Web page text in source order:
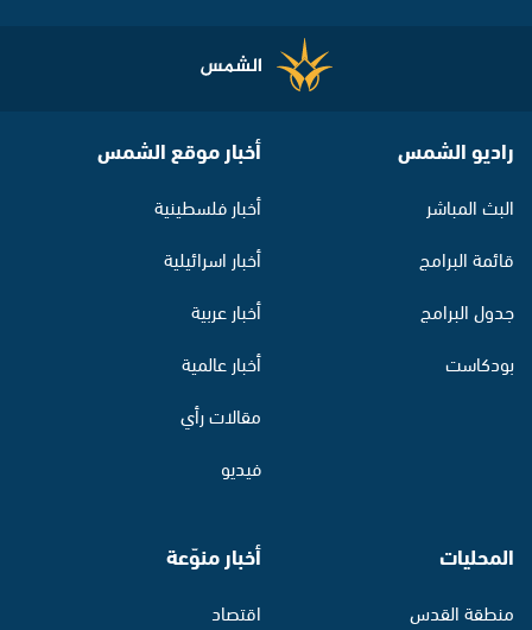
راديو الشمس
البث المباشر
قائمة البرامج
جدول البرامج
بودكاست
أخبار موقع الشمس
أخبار فلسطينية
أخبار اسرائيلية
أخبار عربية
أخبار عالمية
مقالات رأي
فيديو
المحليات
منطقة القدس
أخبار منوّعة
اقتصاد